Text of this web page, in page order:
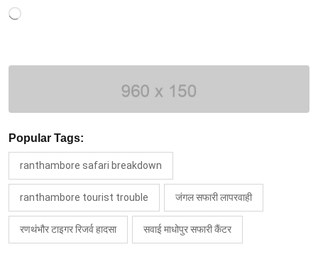
Loading…
Popular Tags:
ranthambore safari breakdown
ranthambore tourist trouble जंगल सफारी लापरवाही
रणथंभौर टाइगर रिजर्व हादसा सवाई माधोपुर सफारी कैंटर